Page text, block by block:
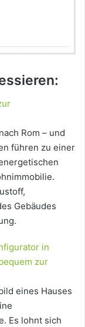
Rom – und
führen zu einer
Gebäudes
in
zur
eines Hauses
Es lohnt sich